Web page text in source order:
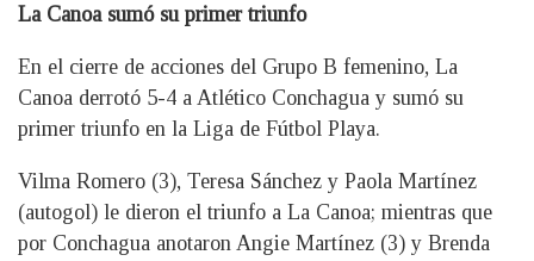
La Canoa sumó su primer triunfo
En el cierre de acciones del Grupo B femenino, La
Canoa derrotó 5-4 a Atlético Conchagua y sumó su
primer triunfo en la Liga de Fútbol Playa.
Vilma Romero (3), Teresa Sánchez y Paola Martínez
(autogol) le dieron el triunfo a La Canoa; mientras que
por Conchagua anotaron Angie Martínez (3) y Brenda